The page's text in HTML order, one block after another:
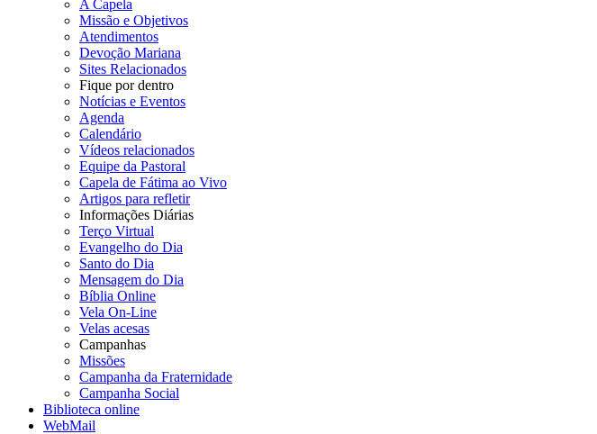
A Capela
Missão e Objetivos
Atendimentos
Devoção Mariana
Sites Relacionados
Fique por dentro
Notícias e Eventos
Agenda
Calendário
Vídeos relacionados
Equipe da Pastoral
Capela de Fátima ao Vivo
Artigos para refletir
Informações Diárias
Terço Virtual
Evangelho do Dia
Santo do Dia
Mensagem do Dia
Bíblia Online
Vela On-Line
Velas acesas
Campanhas
Missões
Campanha da Fraternidade
Campanha Social
Biblioteca online
WebMail